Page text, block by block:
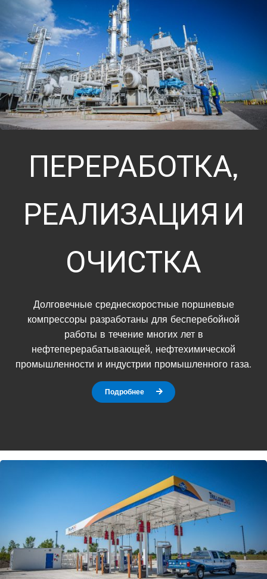
ПЕРЕРАБОТКА,
РЕАЛИЗАЦИЯ И
ОЧИСТКА
Долговечные среднескоростные поршневые
компрессоры разработаны для бесперебойной
работы в течение многих лет в
нефтеперерабатывающей, нефтехимической
промышленности и индустрии промышленного газа.
Подробнее